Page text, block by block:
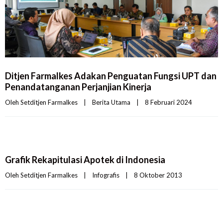
Ditjen Farmalkes Adakan Penguatan Fungsi UPT dan
Penandatanganan Perjanjian Kinerja
Oleh Setditjen Farmalkes Berita Utama 8 Februari 2024
Grafik Rekapitulasi Apotek di Indonesia
Oleh Setditjen Farmalkes Infografis 8 Oktober 2013